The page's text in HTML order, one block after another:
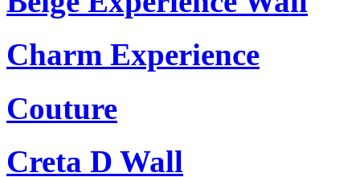
Charm Experience
Couture
Creta D Wall